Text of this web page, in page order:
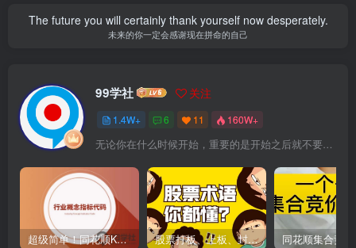
The future you will certainly thank yourself now desperately.
未来的你一定会感谢现在拼命的自己
99学社 关注
1.4W+ 6 11 160W+
无论你在什么时候开始，重要的是开始之后就不要停止
超级简单！同花顺K线界面显示行业概念指标代码图解 股票打板、上板、封板、翘板、炸板是什么意思？炒股你必须懂的暗语！